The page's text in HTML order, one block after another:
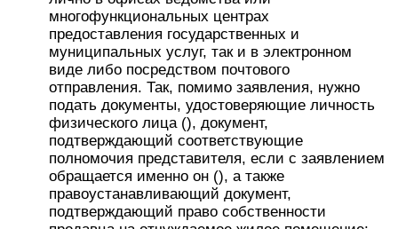
многофункциональных центрах
предоставления государственных и
муниципальных услуг, так и в электронном
виде либо посредством почтового
отправления. Так, помимо заявления, нужно
подать документы, удостоверяющие личность
физического лица (), документ,
подтверждающий соответствующие
полномочия представителя, если с заявлением
обращается именно он (), а также
правоустанавливающий документ,
подтверждающий право собственности